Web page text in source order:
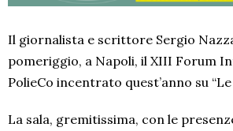
Il giornalista e scrittore Sergio
pomeriggio, a Napoli, il XIII Forum
PolieCo incentrato quest’anno su
La sala, gremitissima, con le